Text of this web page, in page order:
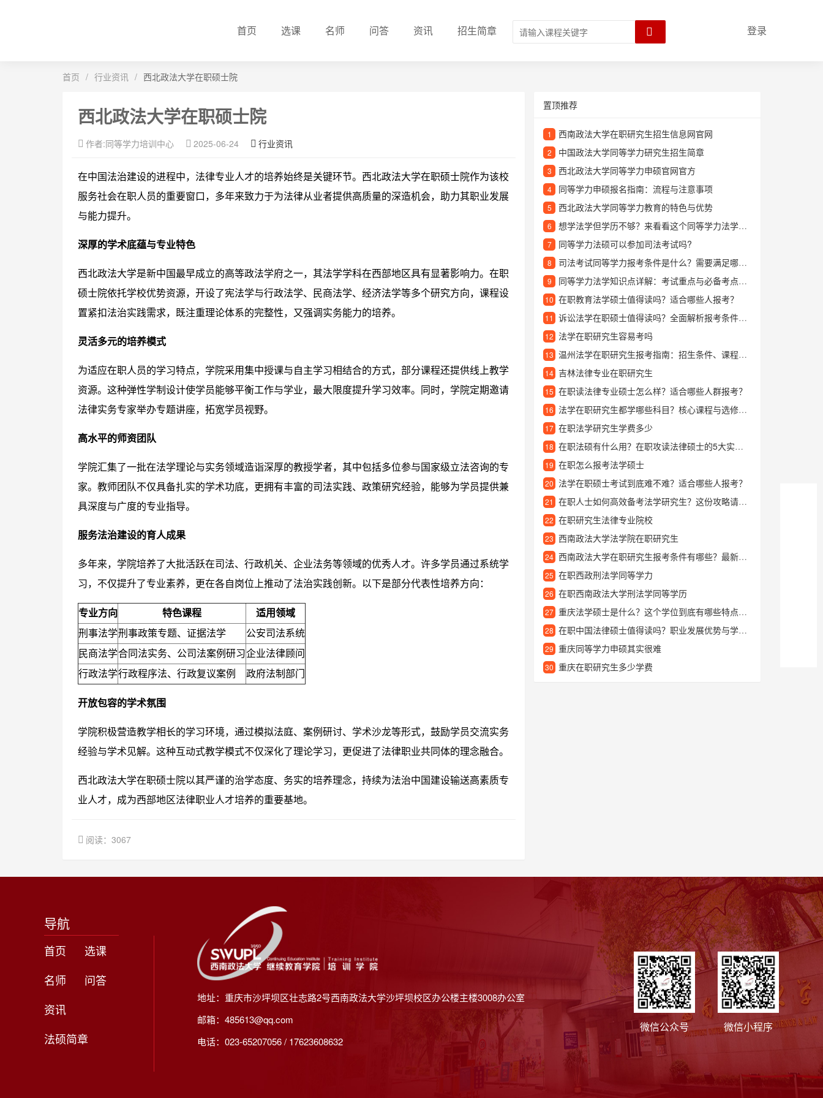
首页 选课 名师 问答 资讯 招生简章 登录
首页 / 行业资讯 / 西北政法大学在职硕士院
西北政法大学在职硕士院
作者:同等学力培训中心 2025-06-24 行业资讯
在中国法治建设的进程中，法律专业人才的培养始终是关键环节。西北政法大学在职硕士院作为该校
服务社会在职人员的重要窗口，多年来致力于为法律从业者提供高质量的深造机会，助力其职业发展
与能力提升。
深厚的学术底蕴与专业特色
西北政法大学是新中国最早成立的高等政法学府之一，其法学学科在西部地区具有显著影响力。在职
硕士院依托学校优势资源，开设了宪法学与行政法学、民商法学、经济法学等多个研究方向，课程设
置紧扣法治实践需求，既注重理论体系的完整性，又强调实务能力的培养。
灵活多元的培养模式
为适应在职人员的学习特点，学院采用集中授课与自主学习相结合的方式，部分课程还提供线上教学
资源。这种弹性学制设计使学员能够平衡工作与学业，最大限度提升学习效率。同时，学院定期邀请
法律实务专家举办专题讲座，拓宽学员视野。
高水平的师资团队
学院汇集了一批在法学理论与实务领域造诣深厚的教授学者，其中包括多位参与国家级立法咨询的专
家。教师团队不仅具备扎实的学术功底，更拥有丰富的司法实践、政策研究经验，能够为学员提供兼
具深度与广度的专业指导。
服务法治建设的育人成果
多年来，学院培养了大批活跃在司法、行政机关、企业法务等领域的优秀人才。许多学员通过系统学
习，不仅提升了专业素养，更在各自岗位上推动了法治实践创新。以下是部分代表性培养方向：
专业方向 特色课程
适用领域
刑事法学刑事政策专题、证据法学
公安司法系统
民商法学合同法实务、公司法案例研习企业法律顾问
行政法学行政程序法、行政复议案例 政府法制部门
开放包容的学术氛围
学院积极营造教学相长的学习环境，通过模拟法庭、案例研讨、学术沙龙等形式，鼓励学员交流实务
经验与学术见解。这种互动式教学模式不仅深化了理论学习，更促进了法律职业共同体的理念融合。
西北政法大学在职硕士院以其严谨的治学态度、务实的培养理念，持续为法治中国建设输送高素质专
业人才，成为西部地区法律职业人才培养的重要基地。
阅读：3067
置顶推荐
1 西南政法大学在职研究生招生信息网官网
2 中国政法大学同等学力研究生招生简章
3 西北政法大学同等学力申硕官网官方
4 同等学力申硕报名指南：流程与注意事项
5 西北政法大学同等学力教育的特色与优势
6 想学法学但学历不够？来看看这个同等学力法学培训班
7 同等学力法硕可以参加司法考试吗?
8 司法考试同等学力报考条件是什么？需要满足哪些要求？
9 同等学力法学知识点详解：考试重点与必备考点梳理
10 在职教育法学硕士值得读吗？适合哪些人报考？
11 诉讼法学在职硕士值得读吗？全面解析报考条件与职业发展
12 法学在职研究生容易考吗
13 温州法学在职研究生报考指南：招生条件、课程优势与就业前景解析
14 吉林法律专业在职研究生
15 在职读法律专业硕士怎么样？适合哪些人群报考？
16 法学在职研究生都学哪些科目？核心课程与选修方向解析
17 在职法学研究生学费多少
18 在职法硕有什么用？在职攻读法律硕士的5大实际价值
19 在职怎么报考法学硕士
20 法学在职硕士考试到底难不难？适合哪些人报考？
21 在职人士如何高效备考法学研究生？这份攻略请收好
22 在职研究生法律专业院校
23 西南政法大学法学院在职研究生
24 西南政法大学在职研究生报考条件有哪些？最新招生要求详解
25 在职西政刑法学同等学力
26 在职西南政法大学刑法学同等学历
27 重庆法学硕士是什么？这个学位到底有哪些特点和优势？
28 在职中国法律硕士值得读吗？职业发展优势与学习价值深度解析
29 重庆同等学力申硕其实很难
30 重庆在职研究生多少学费
导航
首页
选课
名师
问答
资讯
法硕简章
地址：重庆市沙坪坝区壮志路2号西南政法大学沙坪坝校区办公楼主楼3008办公室
邮箱：485613@qq.com
电话：023-65207056 / 17623608632
微信公众号 微信小程序